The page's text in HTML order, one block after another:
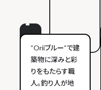
“Oriiブルー”で建
築物に深みと彩
りをもたらす職
人。釣り人が地